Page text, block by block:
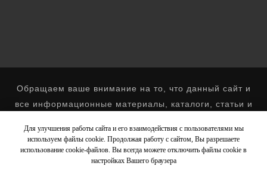
Обращаем ваше внимание на то, что данный сайт и
все информационные материалы, каталоги, статьи и
информационный характер и ни при каких условиях
не является публичной офертой, определяемой
положениями Статьи 437 (2) Гражданского кодекса
Для улучшения работы сайта и его взаимодействия с пользователями мы
используем файлы cookie. Продолжая работу с сайтом, Вы разрешаете
использование cookie-файлов. Вы всегда можете отключить файлы cookie в
настройках Вашего браузера